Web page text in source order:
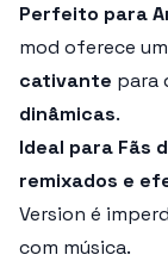
Perfeito para
mod oferece
cativante para
dinâmicas.
Ideal para Fãs
remixados e
Version é
com música.